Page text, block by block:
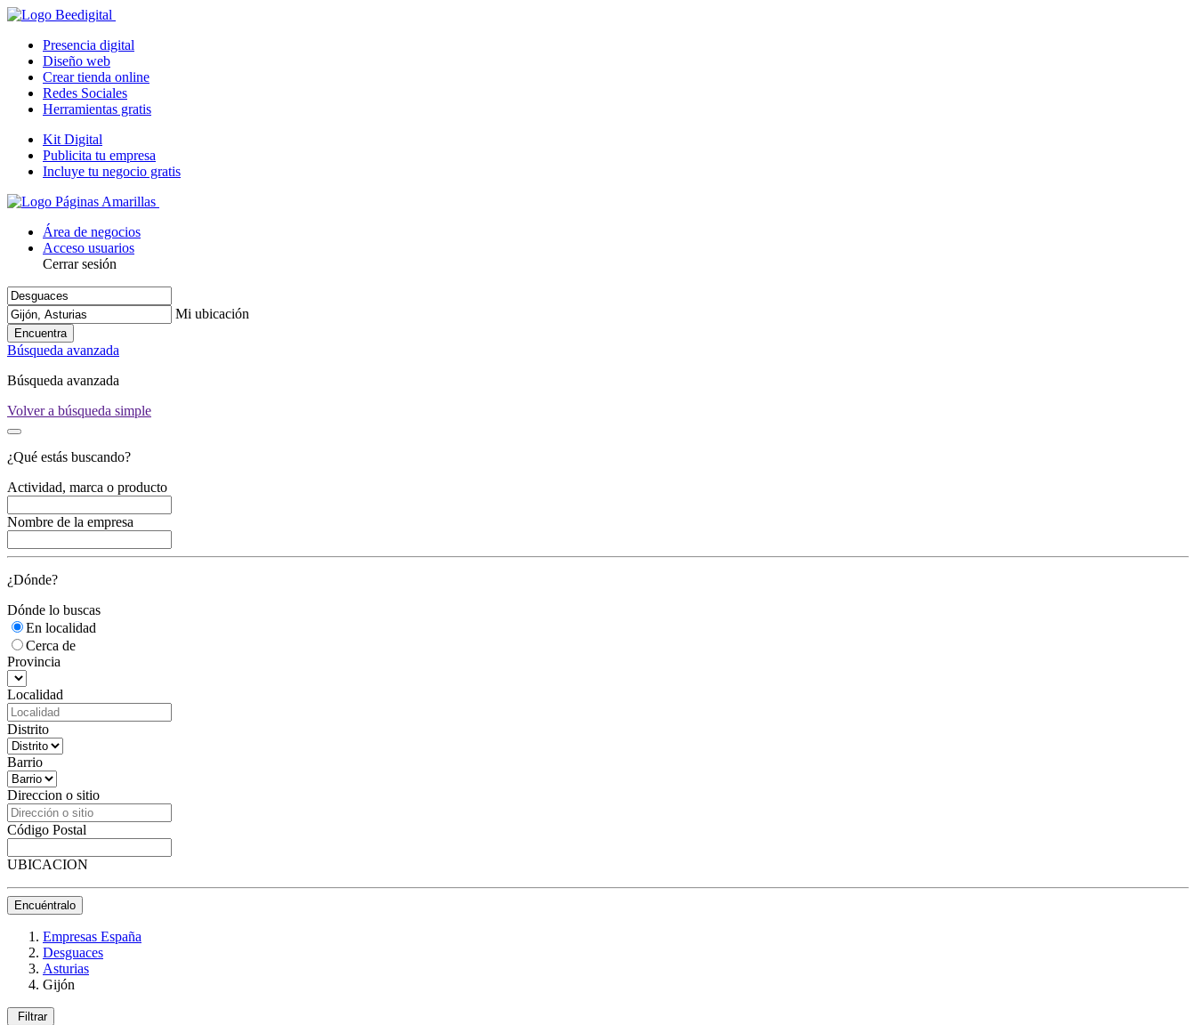
Presencia digital
Diseño web
Crear tienda online
Redes Sociales
Herramientas gratis
Kit Digital
Publicita tu empresa
Incluye tu negocio gratis
Área de negocios
Acceso usuarios
Cerrar sesión
Mi ubicación
Encuentra
Búsqueda avanzada
Búsqueda avanzada
Volver a búsqueda simple
¿Qué estás buscando?
Actividad, marca o producto
Nombre de la empresa
¿Dónde?
Dónde lo buscas
En localidad
Cerca de
Provincia
Localidad
Distrito
Barrio
Direccion o sitio
Código Postal
UBICACION
Encuéntralo
Empresas España
Desguaces
Asturias
Gijón
Filtrar